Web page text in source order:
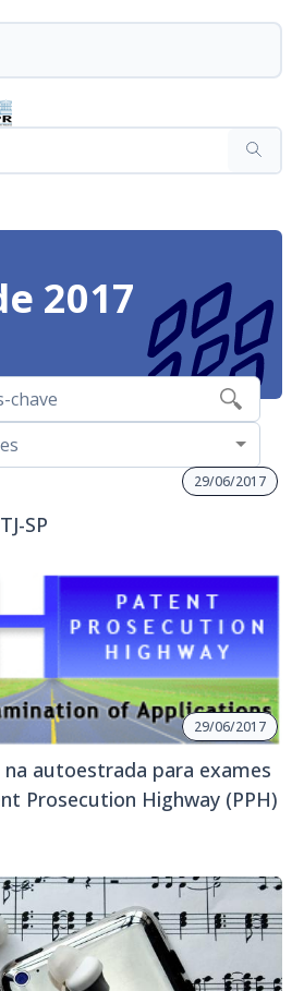
2017
29/06/2017
SP
29/06/2017
autoestrada para exames
Prosecution Highway (PPH)